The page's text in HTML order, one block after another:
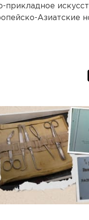
прикладное
Азиатские